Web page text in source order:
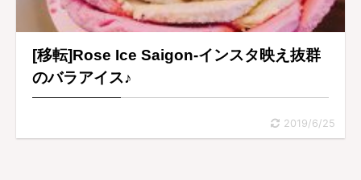
[移転]Rose Ice Saigon-インスタ映え抜群
のバラアイス♪
2019/6/25